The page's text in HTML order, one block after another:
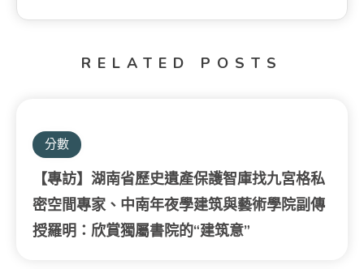
RELATED POSTS
分數
【專訪】湖南省歷史遺產保護智庫找九宮格私
密空間專家、中南年夜學建筑與藝術學院副傳
授羅明：欣賞獨屬書院的“建筑意”